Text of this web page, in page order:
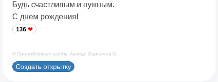
Будь счастливым и нужным.
С днем рождения!
136
© Принадлежит сайту. Автор: Берсанов М.
Создать открытку